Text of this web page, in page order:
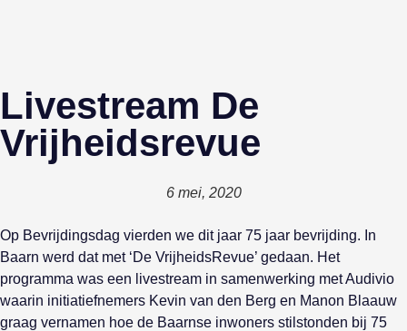
Livestream De
Vrijheidsrevue
6 mei, 2020
Op Bevrijdingsdag vierden we dit jaar 75 jaar bevrijding. In
Baarn werd dat met ‘De VrijheidsRevue’ gedaan. Het
programma was een livestream in samenwerking met Audivio
waarin initiatiefnemers Kevin van den Berg en Manon Blaauw
graag vernamen hoe de Baarnse inwoners stilstonden bij 75